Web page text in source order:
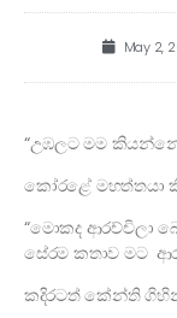
May 2,
“උඹලට මම
කෝරළේ මහත්තයා
“මොකද ආරච්චිලා
සේරම කතාව මට
කදිරටත් කේන්ති